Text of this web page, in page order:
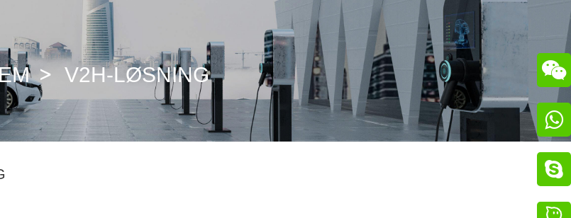
CCS Combo 1 Plugg CHAdeMO-Kontakt
GB/T DC-Pistol ChaoJi-Kobling
V2H-LØSNING 

